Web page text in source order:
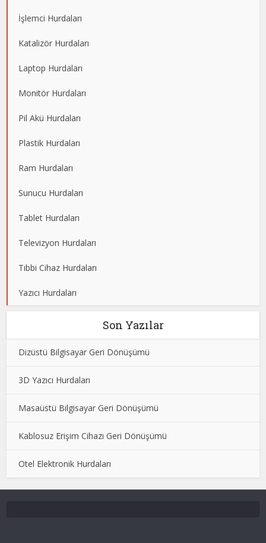
İşlemci Hurdaları
Katalizör Hurdaları
Laptop Hurdaları
Monitör Hurdaları
Pil Akü Hurdaları
Plastik Hurdaları
Ram Hurdaları
Sunucu Hurdaları
Tablet Hurdaları
Televizyon Hurdaları
Tıbbi Cihaz Hurdaları
Yazıcı Hurdaları
Son Yazılar
Dizüstü Bilgisayar Geri Dönüşümü
3D Yazıcı Hurdaları
Masaüstü Bilgisayar Geri Dönüşümü
Kablosuz Erişim Cihazı Geri Dönüşümü
Otel Elektronik Hurdaları